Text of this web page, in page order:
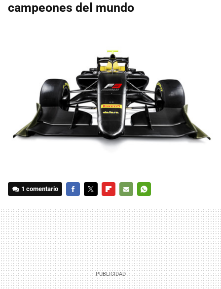
campeones del mundo
1 comentario
MAIL